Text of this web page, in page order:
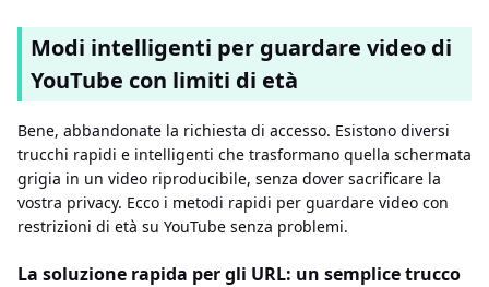
Modi intelligenti per guardare video di
YouTube con limiti di età
Bene, abbandonate la richiesta di accesso. Esistono diversi
trucchi rapidi e intelligenti che trasformano quella schermata
grigia in un video riproducibile, senza dover sacrificare la
vostra privacy. Ecco i metodi rapidi per guardare video con
restrizioni di età su YouTube senza problemi.
La soluzione rapida per gli URL: un semplice trucco